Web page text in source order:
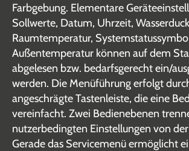
Farbgebung. Elementare
Sollwerte, Datum, Uhrzeit,
Raumtemperatur,
Außentemperatur können auf dem
abgelesen bzw. bedarfsgerecht ein/
werden. Die Menüführung erfolgt
angeschrägte Tastenleiste, die eine
vereinfacht. Zwei Bedienebenen
nutzerbedingten Einstellungen von
Gerade das Servicemenü ermöglicht